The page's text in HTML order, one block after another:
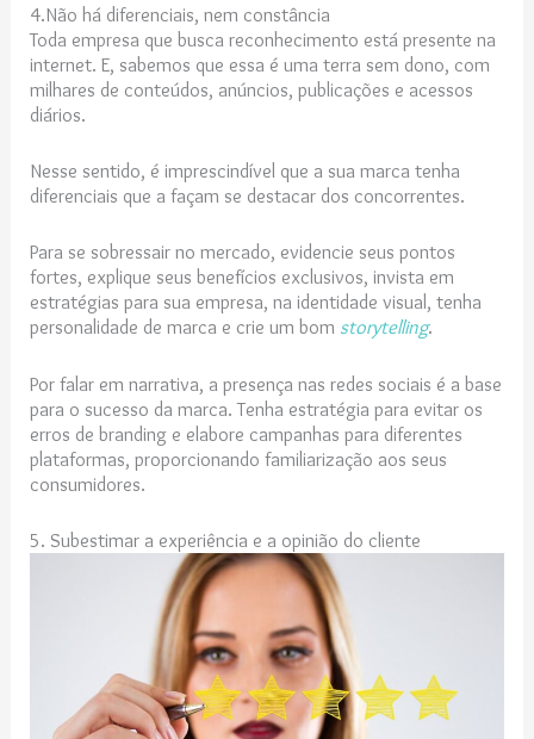
4.Não há diferenciais, nem constância
Toda empresa que busca reconhecimento está presente na
internet. E, sabemos que essa é uma terra sem dono, com
milhares de conteúdos, anúncios, publicações e acessos
diários.
Nesse sentido, é imprescindível que a sua marca tenha
diferenciais que a façam se destacar dos concorrentes.
Para se sobressair no mercado, evidencie seus pontos
fortes, explique seus benefícios exclusivos, invista em
estratégias para sua empresa, na identidade visual, tenha
personalidade de marca e crie um bom storytelling.
Por falar em narrativa, a presença nas redes sociais é a base
para o sucesso da marca. Tenha estratégia para evitar os
erros de branding e elabore campanhas para diferentes
plataformas, proporcionando familiarização aos seus
consumidores.
5. Subestimar a experiência e a opinião do cliente